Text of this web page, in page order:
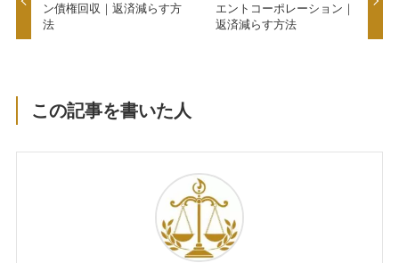
ン債権回収｜返済減らす方
法
エントコーポレーション｜
返済減らす方法
この記事を書いた人